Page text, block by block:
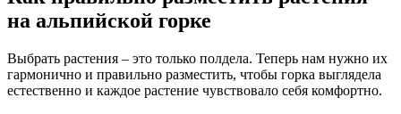
на альпийской горке
Выбрать растения – это только полдела. Теперь нам нужно их
гармонично и правильно разместить, чтобы горка выглядела
естественно и каждое растение чувствовало себя комфортно.